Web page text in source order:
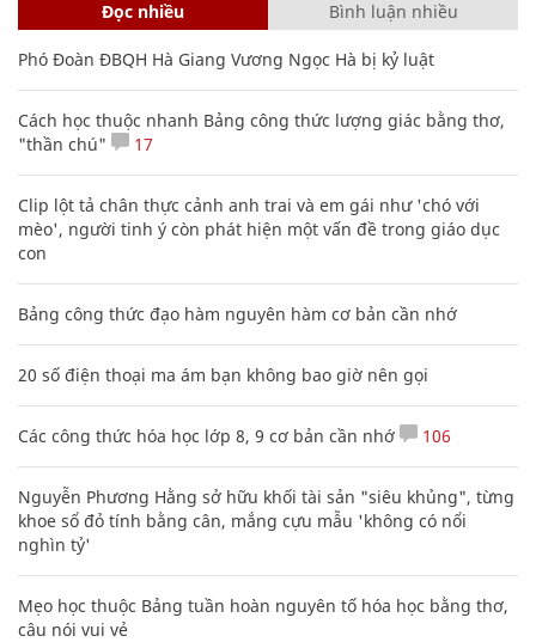
Đọc nhiều Bình luận nhiều
Phó Đoàn ĐBQH Hà Giang Vương Ngọc Hà bị kỷ luật
Cách học thuộc nhanh Bảng công thức lượng giác bằng thơ,
"thần chú"
17
Clip lột tả chân thực cảnh anh trai và em gái như 'chó với
mèo', người tinh ý còn phát hiện một vấn đề trong giáo dục
con
Bảng công thức đạo hàm nguyên hàm cơ bản cần nhớ
20 số điện thoại ma ám bạn không bao giờ nên gọi
Các công thức hóa học lớp 8, 9 cơ bản cần nhớ 106
Nguyễn Phương Hằng sở hữu khối tài sản "siêu khủng", từng
khoe sổ đỏ tính bằng cân, mắng cựu mẫu 'không có nổi
nghìn tỷ'
Mẹo học thuộc Bảng tuần hoàn nguyên tố hóa học bằng thơ,
câu nói vui vẻ